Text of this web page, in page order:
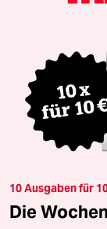
10 Ausgaben für
Die